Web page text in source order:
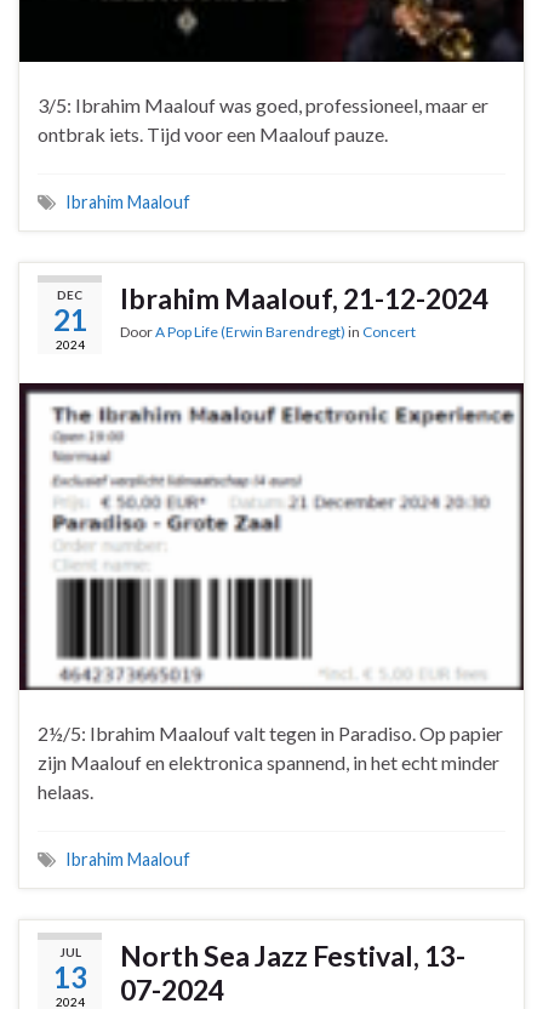
3/5: Ibrahim Maalouf was goed, professioneel, maar er
ontbrak iets. Tijd voor een Maalouf pauze.
Ibrahim Maalouf
DEC
21
2024
Ibrahim Maalouf, 21-12-2024
DoorA Pop Life (Erwin Barendregt) in Concert
2½/5: Ibrahim Maalouf valt tegen in Paradiso. Op papier
zijn Maalouf en elektronica spannend, in het echt minder
helaas.
Ibrahim Maalouf
JUL
13
2024
North Sea Jazz Festival, 13-
07-2024